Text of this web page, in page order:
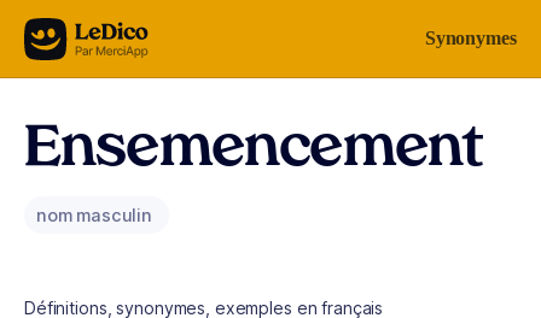
Aller au contenu Synonymes
Ensemencement
nom masculin
Définitions, synonymes, exemples en français